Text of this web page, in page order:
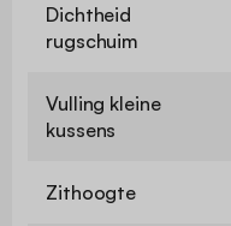
Dichtheid
rugschuim
Vulling kleine
kussens
Zithoogte